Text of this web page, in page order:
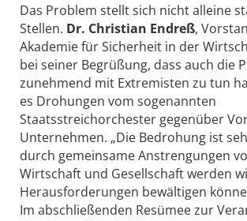
Das Problem stellt sich nicht alleine
Stellen. Dr. Christian Endreß,
Akademie für Sicherheit in der
bei seiner Begrüßung, dass auch die
zunehmend mit Extremisten zu tun
es Drohungen vom sogenannten
Staatsstreichorchester gegenüber
Unternehmen. „Die Bedrohung ist
durch gemeinsame Anstrengungen
Wirtschaft und Gesellschaft werden
Herausforderungen bewältigen
Im abschließenden Resümee zur